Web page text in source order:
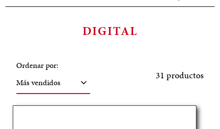
C
C
C
DIGITAL
Ordenar por:
31 productos